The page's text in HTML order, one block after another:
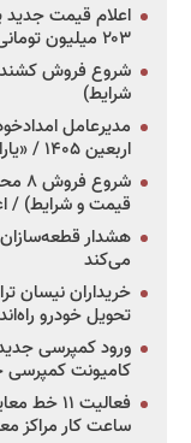
۲۰۳ میلیون تومانی
شرایط)
اربعین ۱۴۰۵ / «یارا» و هوش مصنوعی به خدمت زائران آمد
قیمت و شرایط) /
هشدار
می‌کند
خریداران نیسان
تحویل خودرو
ورود کمپرسی
کامیونت کمپرسی جک
فعالیت
ساعت کار مراکز